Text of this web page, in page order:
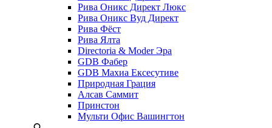
Рива Оникс Директ Люкс
Рива Оникс Вуд Директ
Рива Фёст
Рива Ялта
Directoria & Moder Эра
GDB Фабер
GDB Махиа Ексесутиве
Природная Грация
Алсав Саммит
Принстон
Мульти Офис Вашингтон